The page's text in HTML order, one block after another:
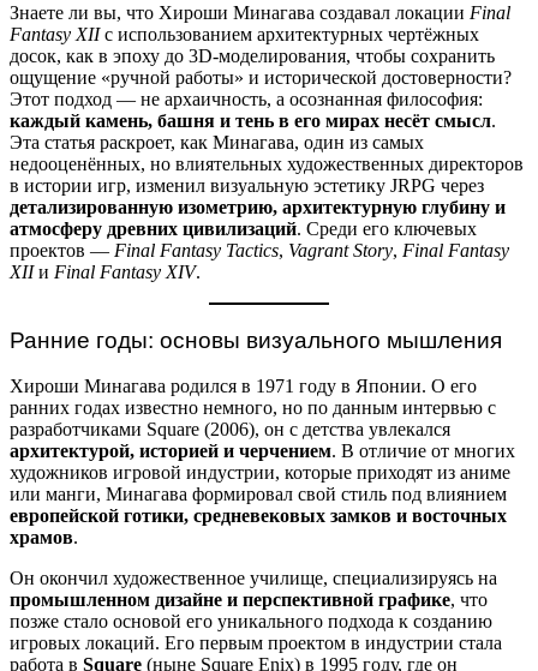
Знаете ли вы, что Хироши Минагава создавал локации Final
Fantasy XIIс использованием архитектурных чертёжных
досок, как в эпоху до 3D-моделирования, чтобы сохранить
ощущение «ручной работы» и исторической достоверности?
Этот подход — не архаичность, а осознанная философия:
каждый камень, башня и тень в его мирах несёт смысл.
Эта статья раскроет, как Минагава, один из самых
недооценённых, но влиятельных художественных директоров
в истории игр, изменил визуальную эстетику JRPG через
детализированную изометрию, архитектурную глубину и
атмосферу древних цивилизаций. Среди его ключевых
проектов — Final Fantasy Tactics, Vagrant Story, Final Fantasy
XIIи Final Fantasy XIV.
Ранние годы: основы визуального мышления
Хироши Минагава родился в 1971 году в Японии. О его
ранних годах известно немного, но по данным интервью с
разработчиками Square (2006), он с детства увлекался
архитектурой, историей и черчением. В отличие от многих
художников игровой индустрии, которые приходят из аниме
или манги, Минагава формировал свой стиль под влиянием
европейской готики, средневековых замков и восточных
храмов.
Он окончил художественное училище, специализируясь на
промышленном дизайне и перспективной графике, что
позже стало основой его уникального подхода к созданию
игровых локаций. Его первым проектом в индустрии стала
работа в Square (ныне Square Enix) в 1995 году, где он